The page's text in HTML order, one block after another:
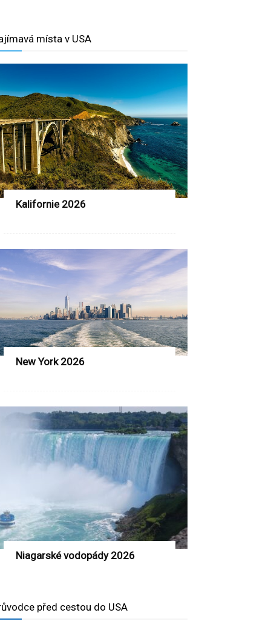
místa v USA
Kalifornie 2026
New York 2026
Niagarské vodopády 2026
před cestou do USA